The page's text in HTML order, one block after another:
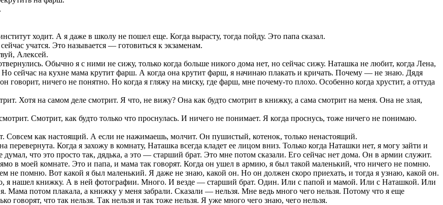
ходит. А я даже в школу не пошел еще. Когда вырасту, тогда пойду. Это папа сказал.
учатся. Это называется — готовиться к экзаменам.
Алексей.
Обычно я с ними не сижу, только когда больше никого дома нет, но сейчас сижу. Наташка не любит, когда Лена,
на кухне мама крутит фарш. А когда она крутит фарш, я начинаю плакать и кричать. Почему — не знаю. Дядя
говорит, ничего не понятно. Но когда я гляжу на миску, где фарш, мне почему-то плохо. Особенно когда хрустит, а оттуда
Хотя на самом деле смотрит. Я что, не вижу? Она как будто смотрит в книжку, а сама смотрит на меня. Она не злая,
Смотрит, как будто только что проснулась. И ничего не понимает. Я когда проснусь, тоже ничего не понимаю.
Совсем как настоящий. А если не нажимаешь, молчит. Он пушистый, котенок, только ненастоящий.
Когда я захожу в комнату, Наташка всегда кладет ее лицом вниз. Только когда Наташки нет, я могу зайти и
что это просто так, дядька, а это — старший брат. Это мне потом сказали. Его сейчас нет дома. Он в армии служит.
в моей комнате. Это и папа, и мама так говорят. Когда он ушел в армию, я был такой маленький, что ничего не помню.
Вот какой я был маленький. Я даже не знаю, какой он. Но он должен скоро приехать, и тогда я узнаю, какой он.
я нашел книжку. А в ней фотографии. Много. И везде — старший брат. Один. Или с папой и мамой. Или с Наташкой. Или
потом плакала, а книжку у меня забрали. Сказали — нельзя. Мне ведь много чего нельзя. Потому что я еще
говорят, что так нельзя. Так нельзя и так тоже нельзя. Я уже много чего знаю, чего нельзя.